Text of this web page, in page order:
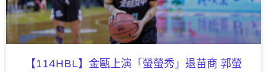
【114HBL】金甌上演「螢螢秀」退苗商 郭螢